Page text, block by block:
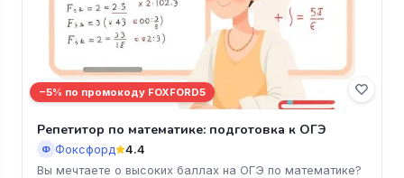
−5% по промокоду FOXFORD5
Репетитор по математике: подготовка к ОГЭ
Ф Фоксфорд 4.4
Вы мечтаете о высоких баллах на ОГЭ по математике?